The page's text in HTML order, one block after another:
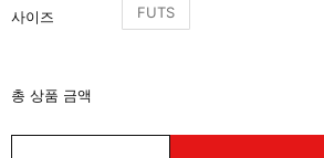
사이즈 FUTS
총 상품 금액